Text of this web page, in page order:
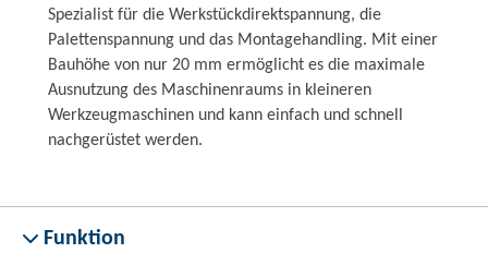
Spezialist für die Werkstückdirektspannung, die
Palettenspannung und das Montagehandling. Mit einer
Bauhöhe von nur 20 mm ermöglicht es die maximale
Ausnutzung des Maschinenraums in kleineren
Werkzeugmaschinen und kann einfach und schnell
nachgerüstet werden.
Funktion